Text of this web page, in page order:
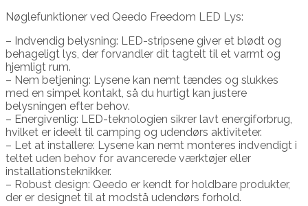
Nøglefunktioner ved Qeedo Freedom LED Lys:
– Indvendig belysning: LED-stripsene giver et blødt og
behageligt lys, der forvandler dit tagtelt til et varmt og
hjemligt rum.
– Nem betjening: Lysene kan nemt tændes og slukkes
med en simpel kontakt, så du hurtigt kan justere
belysningen efter behov.
– Energivenlig: LED-teknologien sikrer lavt energiforbrug,
hvilket er ideelt til camping og udendørs aktiviteter.
– Let at installere: Lysene kan nemt monteres indvendigt i
teltet uden behov for avancerede værktøjer eller
installationsteknikker.
– Robust design: Qeedo er kendt for holdbare produkter,
der er designet til at modstå udendørs forhold.